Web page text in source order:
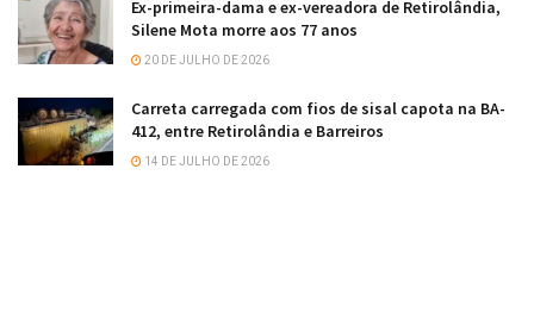
Ex-primeira-dama e ex-vereadora de Retirolândia,
Silene Mota morre aos 77 anos
20 DE JULHO DE 2026
Carreta carregada com fios de sisal capota na BA-
412, entre Retirolândia e Barreiros
14 DE JULHO DE 2026